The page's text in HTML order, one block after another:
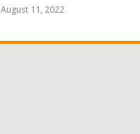
August 11, 2022